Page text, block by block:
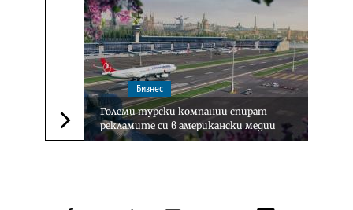
Следваща новина
Бизнес
Големи турски компании спират
рекламите си в американски медии